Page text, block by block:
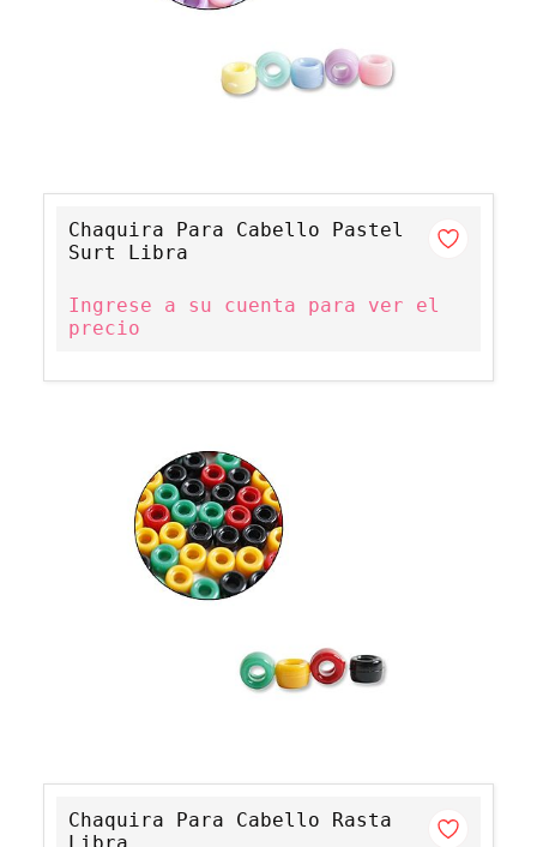
Chaquira Para Cabello Pastel
Surt Libra
Ingrese a su cuenta para ver el
precio
Chaquira Para Cabello Rasta